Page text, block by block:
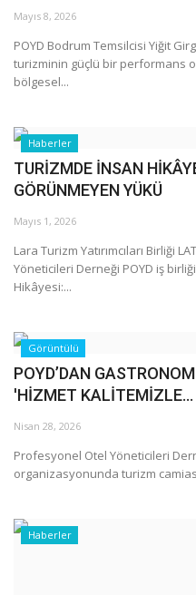
Mayıs 8, 2026
POYD Bodrum Temsilcisi Yiğit
turizminin güçlü bir performans
bölgesel...
Haberler
TURİZMDE İNSAN
GÖRÜNMEYEN YÜKÜ
Mayıs 1, 2026
Lara Turizm Yatırımcıları Birliği
Yöneticileri Derneği POYD iş
Hikâyesi:...
Görüntülü
POYD’DAN
'HİZMET KALİTEMİZLE...
Nisan 28, 2026
Profesyonel Otel Yöneticileri
organizasyonunda turizm
Haberler